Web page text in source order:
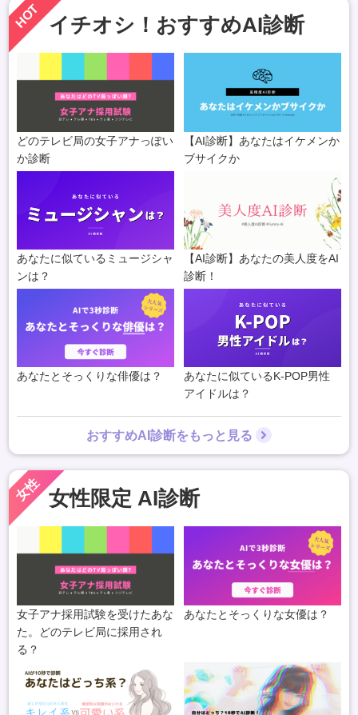
HOT イチオシ！おすすめAI診断
どのテレビ局の女子アナっぽい
か診断
【AI診断】あなたはイケメンか
ブサイクか
あなたに似ているミュージシャ
ンは？
【AI診断】あなたの美人度をAI
診断！
あなたとそっくりな俳優は？
あなたに似ているK-POP男性
アイドルは？
おすすめAI診断をもっと見る
女性 女性限定 AI診断
女子アナ採用試験を受けたあな
た。どのテレビ局に採用され
る？
あなたとそっくりな女優は？